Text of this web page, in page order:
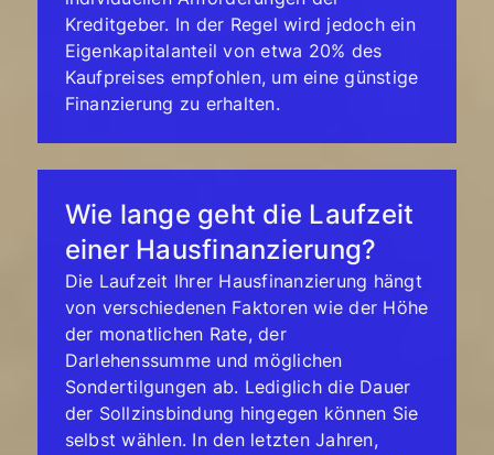
Kreditgeber. In der Regel wird jedoch ein
Eigenkapitalanteil von etwa 20% des
Kaufpreises empfohlen, um eine günstige
Finanzierung zu erhalten.
Wie lange geht die Laufzeit
einer Hausfinanzierung?
Die Laufzeit Ihrer Hausfinanzierung hängt
von verschiedenen Faktoren wie der Höhe
der monatlichen Rate, der
Darlehenssumme und möglichen
Sondertilgungen ab. Lediglich die Dauer
der Sollzinsbindung hingegen können Sie
selbst wählen. In den letzten Jahren,